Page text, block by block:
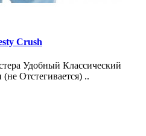
Crush
Удобный Классический
Отстегивается) ..